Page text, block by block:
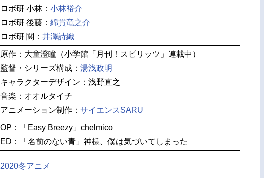
ロボ研 小林： 小林裕介
ロボ研 後藤： 綿貫竜之介
ロボ研 関： 井澤詩織
原作：大童澄瞳（小学館「月刊！スピリッツ」連載中）
監督・シリーズ構成： 湯浅政明
キャラクターデザイン：浅野直之
音楽：オオルタイチ
アニメーション制作： サイエンスSARU
OP：「Easy Breezy」chelmico
ED：「名前のない青」神様、僕は気づいてしまった
2020冬アニメ